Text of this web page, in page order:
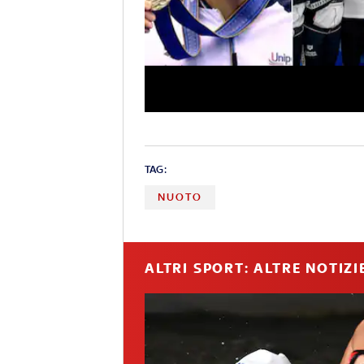
TAG:
NUOTO
ALTRI SPORT: ALTRE